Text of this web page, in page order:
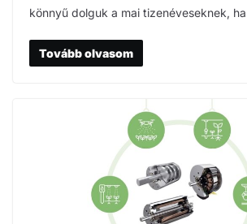
könnyű dolguk a mai tizenéveseknek,
Tovább olvasom